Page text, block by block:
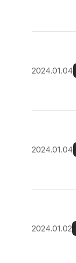
2024.01.04
2024.01.04
2024.01.02